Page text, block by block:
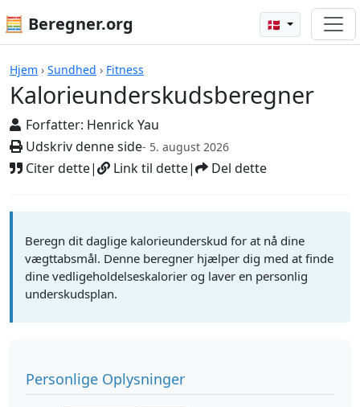
🧮 Beregner.org 🇩🇰
Hjem › Sundhed › Fitness
Kalorieunderskudsberegner
Forfatter: Henrick Yau
Udskriv denne side- 5. august 2026
Citer dette| Link til dette| Del dette
Beregnere
Beregn dit daglige kalorieunderskud for at nå dine
vægttabsmål. Denne beregner hjælper dig med at finde
dine vedligeholdelseskalorier og laver en personlig
underskudsplan.
Personlige Oplysninger